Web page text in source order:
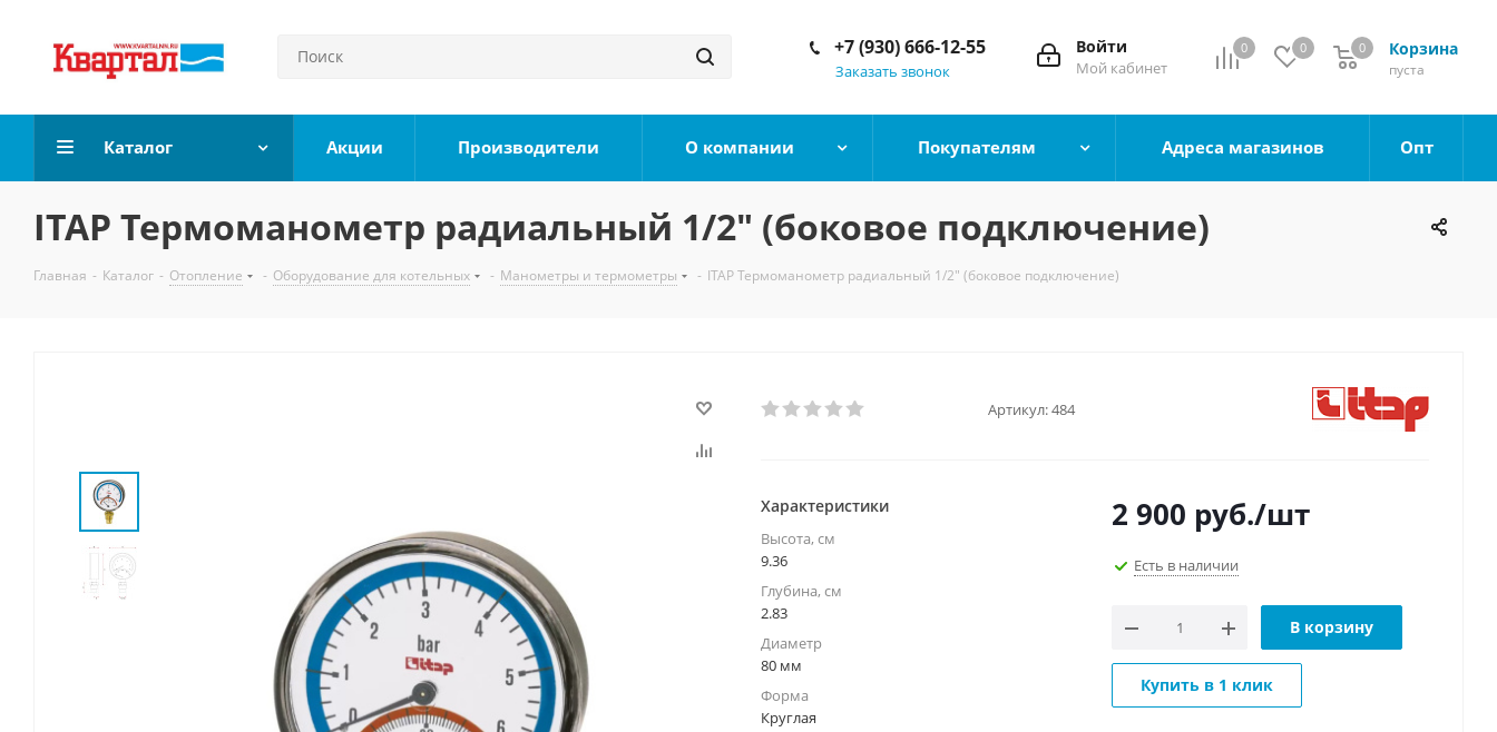
0 0 Корзина
0
пуста
0
Войти
Мой кабинет
+7 (930) 666-12-55
Заказать звонок
Каталог Акции Производители О компании Покупателям Адреса магазинов Опт
ITAP Термоманометр радиальный 1/2" (боковое подключение)
Главная - Каталог - Отопление - Оборудование для котельных - Манометры и термометры - ITAP Термоманометр радиальный 1/2" (боковое подключение)
Артикул:484
Характеристики
Высота, см
9.36
Глубина, см
2.83
Диаметр
80 мм
Форма
Круглая
2 900 руб./шт
Есть в наличии
В корзину
Купить в 1 клик